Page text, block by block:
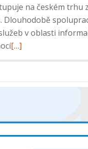
na českém trhu
v oblasti
Read
společnosti
BPS
[…]